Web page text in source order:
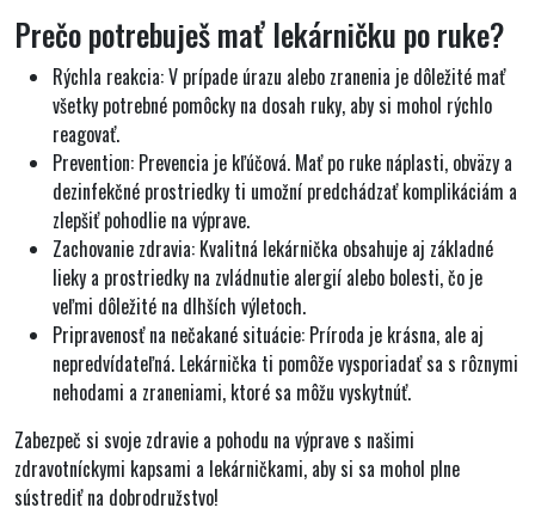
Prečo potrebuješ mať lekárničku po ruke?
Rýchla reakcia: V prípade úrazu alebo zranenia je dôležité mať
všetky potrebné pomôcky na dosah ruky, aby si mohol rýchlo
reagovať.
Prevention: Prevencia je kľúčová. Mať po ruke náplasti, obväzy a
dezinfekčné prostriedky ti umožní predchádzať komplikáciám a
zlepšiť pohodlie na výprave.
Zachovanie zdravia: Kvalitná lekárnička obsahuje aj základné
lieky a prostriedky na zvládnutie alergií alebo bolesti, čo je
veľmi dôležité na dlhších výletoch.
Pripravenosť na nečakané situácie: Príroda je krásna, ale aj
nepredvídateľná. Lekárnička ti pomôže vysporiadať sa s rôznymi
nehodami a zraneniami, ktoré sa môžu vyskytnúť.
Zabezpeč si svoje zdravie a pohodu na výprave s našimi
zdravotníckymi kapsami a lekárničkami, aby si sa mohol plne
sústrediť na dobrodružstvo!